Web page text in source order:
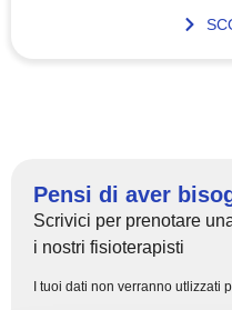
Pensi di aver
Scrivici per prenotare
i nostri fisioterapisti
I tuoi dati non verranno utlizzati